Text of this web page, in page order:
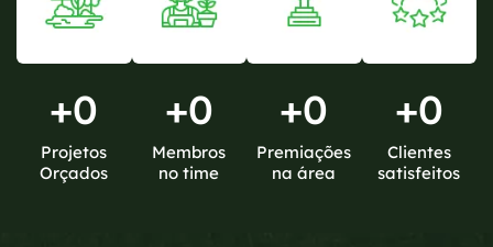
+0
Projetos
Orçados
+0
Membros
no time
+0
Premiações
na área
+0
Clientes
satisfeitos